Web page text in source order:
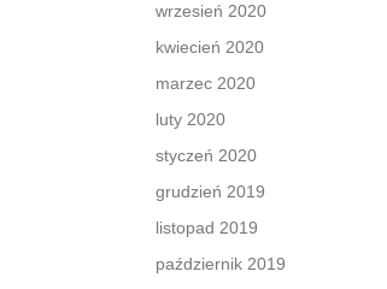
wrzesień 2020
kwiecień 2020
marzec 2020
luty 2020
styczeń 2020
grudzień 2019
listopad 2019
październik 2019